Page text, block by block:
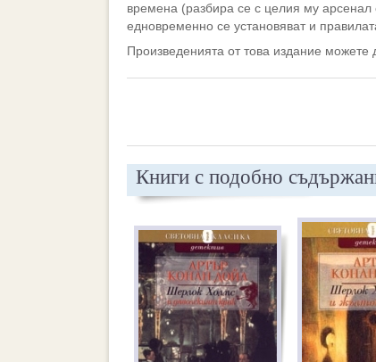
времена (разбира се с целия му арсенал
едновременно се установяват и
Произведенията от това издание можете
Книги с подобно